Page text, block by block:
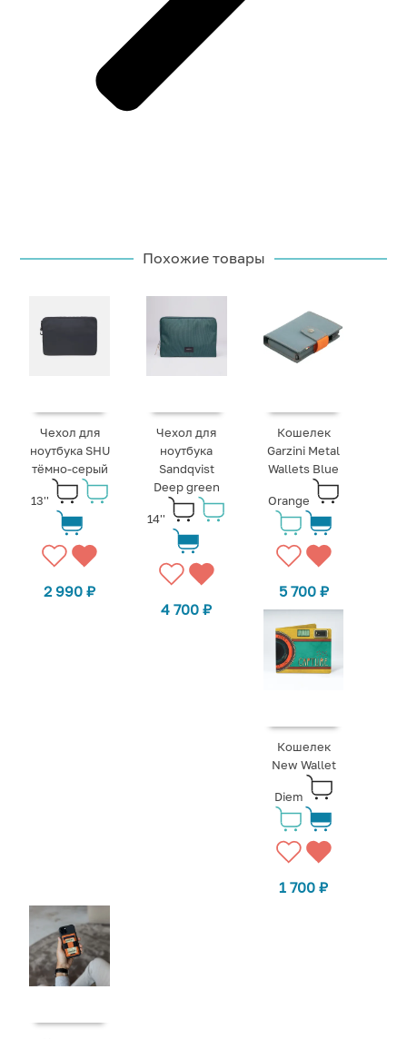
Похожие товары
Чехол для
ноутбука SHU
тёмно-серый
13''
2 990₽
Чехол для
ноутбука
Sandqvist
Deep green
14''
4 700₽
Кошелек
Garzini Metal
Wallets Blue
Orange
5 700 ₽
Кошелек
New Wallet
Diem
1 700₽